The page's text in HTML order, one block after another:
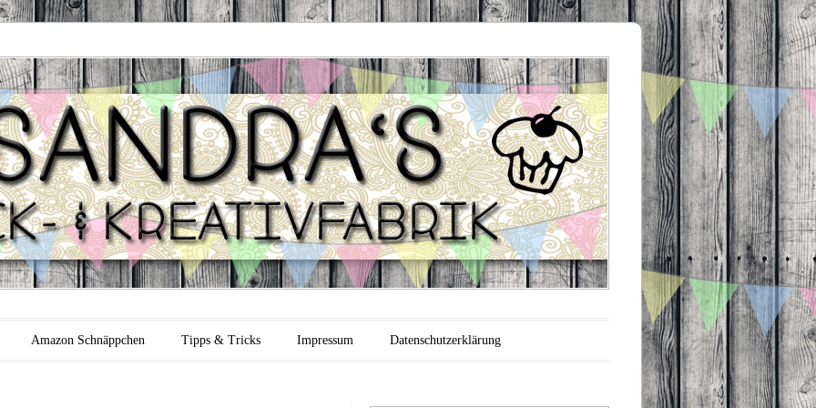
Backfabrik
Amazon Schnäppchen Tipps & Tricks Impressum Datenschutzerklärung